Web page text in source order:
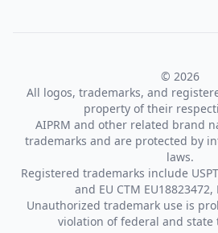
© 2026
All logos, trademarks, and
property of their
AIPRM and other related brand
trademarks and are protected by
laws.
Registered trademarks include
and EU CTM EU18823472,
Unauthorized trademark use is
violation of federal and state